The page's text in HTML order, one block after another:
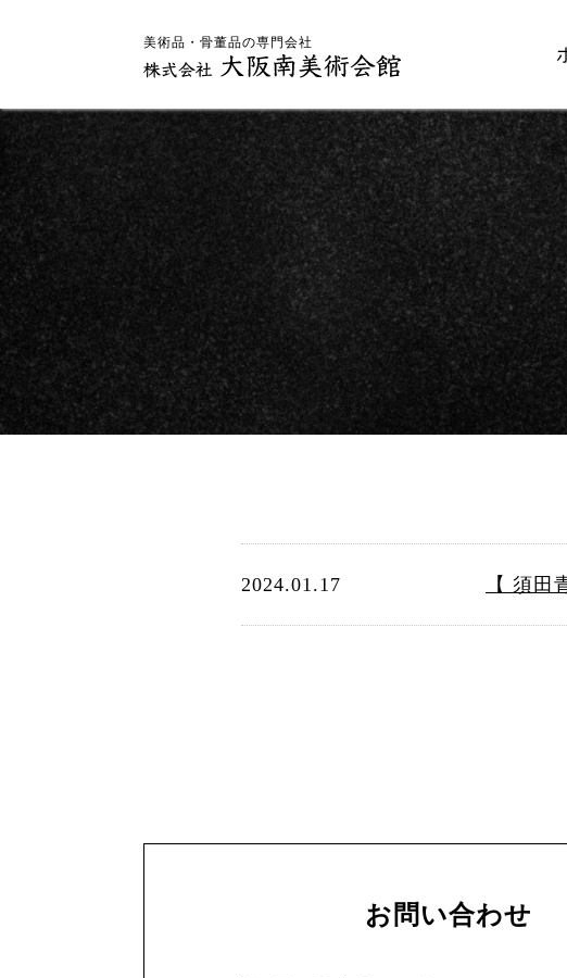
美術品・骨董品の専門会社
2024.01.17 【 須
お問い合わせ